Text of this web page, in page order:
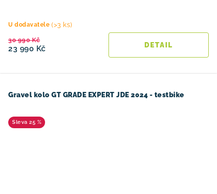
U dodavatele (>3 ks)
23 990 Kč
30 990 Kč
Gravel kolo GT GRADE EXPERT JDE 2024 - testbike
25 %